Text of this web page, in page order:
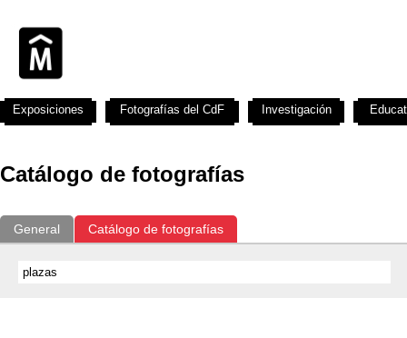
Catálogo de fotografías
General Catálogo de fotografías
Exposiciones Fotografías del CdF Investigación